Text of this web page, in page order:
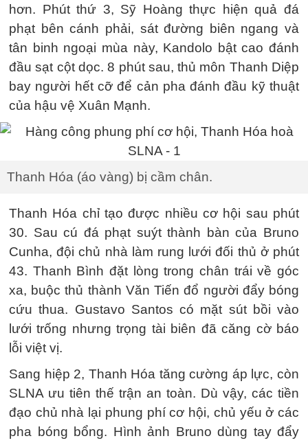
hơn. Phút thứ 3, Sỹ Hoàng thực hiện quả đá
phạt bên cánh phải, sát đường biên ngang và
tân binh ngoại mùa này, Kandolo bật cao đánh
đầu sạt cột dọc. 8 phút sau, thủ môn Thanh Diệp
bay người hết cỡ để cản pha đánh đầu kỹ thuật
của hậu vệ Xuân Mạnh.
Thanh Hóa (áo vàng) bị cầm chân.
Thanh Hóa chỉ tạo được nhiều cơ hội sau phút
30. Sau cú đá phạt suýt thành bàn của Bruno
Cunha, đội chủ nhà làm rung lưới đối thủ ở phút
43. Thanh Bình đặt lòng trong chân trái về góc
xa, buộc thủ thành Văn Tiến đổ người đẩy bóng
cứu thua. Gustavo Santos có mặt sút bồi vào
lưới trống nhưng trọng tài biên đã căng cờ báo
lỗi việt vị.
Sang hiệp 2, Thanh Hóa tăng cường áp lực, còn
SLNA ưu tiên thế trận an toàn. Dù vậy, các tiền
đạo chủ nhà lại phung phí cơ hội, chủ yếu ở các
pha bóng bổng. Hình ảnh Bruno dùng tay đẩy